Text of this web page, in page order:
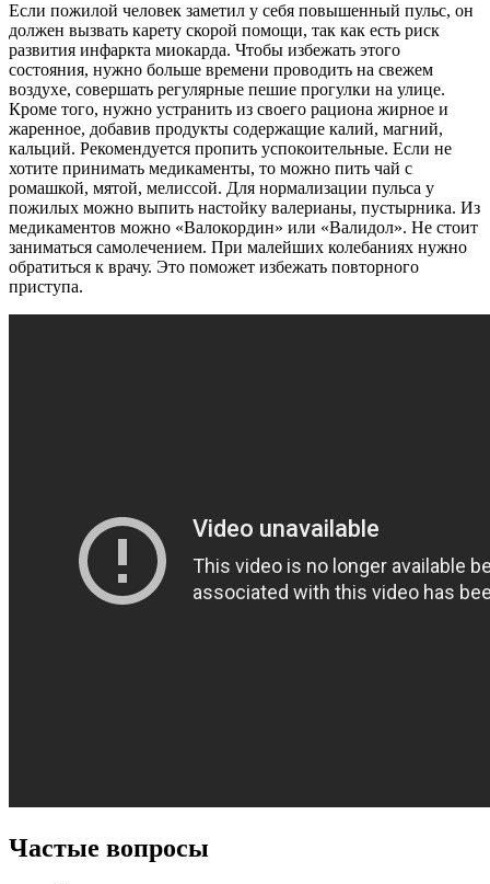
Если пожилой человек заметил у себя повышенный пульс, он
должен вызвать карету скорой помощи, так как есть риск
развития инфаркта миокарда. Чтобы избежать этого
состояния, нужно больше времени проводить на свежем
воздухе, совершать регулярные пешие прогулки на улице.
Кроме того, нужно устранить из своего рациона жирное и
жаренное, добавив продукты содержащие калий, магний,
кальций. Рекомендуется пропить успокоительные. Если не
хотите принимать медикаменты, то можно пить чай с
ромашкой, мятой, мелиссой. Для нормализации пульса у
пожилых можно выпить настойку валерианы, пустырника. Из
медикаментов можно «Валокордин» или «Валидол». Не стоит
заниматься самолечением. При малейших колебаниях нужно
обратиться к врачу. Это поможет избежать повторного
приступа.
Частые вопросы